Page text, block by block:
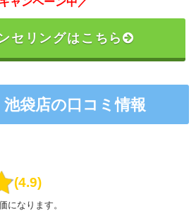
セリングはこちら
袋店の口コミ情報
4.9
になります。